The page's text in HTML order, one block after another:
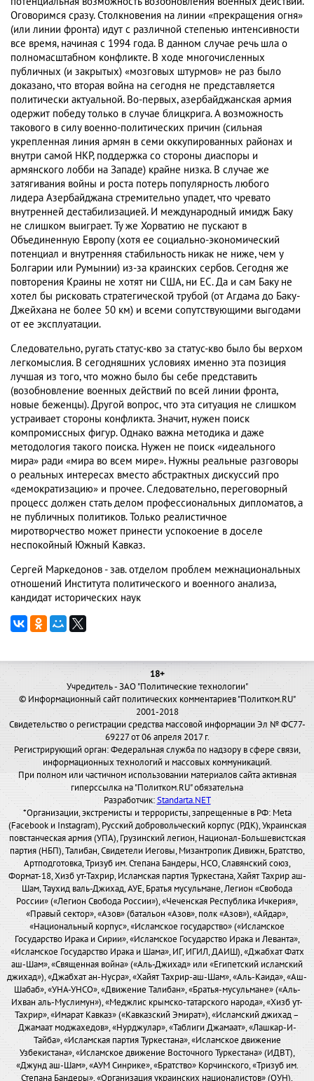
Оговоримся сразу. Столкновения на линии «прекращения огня»
(или линии фронта) идут с различной степенью интенсивности
все время, начиная с 1994 года. В данном случае речь шла о
полномасштабном конфликте. В ходе многочисленных
публичных (и закрытых) «мозговых штурмов» не раз было
доказано, что вторая война на сегодня не представляется
политически актуальной. Во-первых, азербайджанская армия
одержит победу только в случае блицкрига. А возможность
такового в силу военно-политических причин (сильная
укрепленная линия армян в семи оккупированных районах и
внутри самой НКР, поддержка со стороны диаспоры и
армянского лобби на Западе) крайне низка. В случае же
затягивания войны и роста потерь популярность любого
лидера Азербайджана стремительно упадет, что чревато
внутренней дестабилизацией. И международный имидж Баку
не слишком выиграет. Ту же Хорватию не пускают в
Объединенную Европу (хотя ее социально-экономический
потенциал и внутренняя стабильность никак не ниже, чем у
Болгарии или Румынии) из-за краинских сербов. Сегодня же
повторения Краины не хотят ни США, ни ЕС. Да и сам Баку не
хотел бы рисковать стратегической трубой (от Агдама до Баку-
Джейхана не более 50 км) и всеми сопутствующими выгодами
от ее эксплуатации.
Следовательно, ругать статус-кво за статус-кво было бы верхом
легкомыслия. В сегодняшних условиях именно эта позиция
лучшая из того, что можно было бы себе представить
(возобновление военных действий по всей линии фронта,
новые беженцы). Другой вопрос, что эта ситуация не слишком
устраивает стороны конфликта. Значит, нужен поиск
компромиссных фигур. Однако важна методика и даже
методология такого поиска. Нужен не поиск «идеального
мира» ради «мира во всем мире». Нужны реальные разговоры
о реальных интересах вместо абстрактных дискуссий про
«демократизацию» и прочее. Следовательно, переговорный
процесс должен стать делом профессиональных дипломатов, а
не публичных политиков. Только реалистичное
миротворчество может принести успокоение в доселе
неспокойный Южный Кавказ.
Сергей Маркедонов - зав. отделом проблем межнациональных
отношений Института политического и военного анализа,
кандидат исторических наук
18+
Учредитель - ЗАО "Политические технологии"
© Информационный сайт политических комментариев "Политком.RU"
2001-2018
Свидетельство о регистрации средства массовой информации Эл № ФС77-
69227 от 06 апреля 2017 г.
Регистрирующий орган: Федеральная служба по надзору в сфере связи,
информационных технологий и массовых коммуникаций.
При полном или частичном использовании материалов сайта активная
гиперссылка на "Политком.RU" обязательна
Разработчик:Standarta.NET
*Организации, экстремисты и террористы, запрещенные в РФ: Meta
(Facebook и Instagram), Русский добровольческий корпус (РДК), Украинская
повстанческая армия (УПА), Грузинский легион, Национал-Большевистская
партия (НБП), Талибан, Свидетели Иеговы, Мизантропик Дивижн, Братство,
Артподготовка, Тризуб им. Степана Бандеры, НСО, Славянский союз,
Формат-18, Хизб ут-Тахрир, Исламская партия Туркестана, Хайят Тахрир аш-
Шам, Таухид валь-Джихад, АУЕ, Братья мусульмане, Легион «Свобода
России» («Легион Свобода России»), «Чеченская Республика Ичкерия»,
«Правый сектор», «Азов» (батальон «Азов», полк «Азов»), «Айдар»,
«Национальный корпус», «Исламское государство» («Исламское
Государство Ирака и Сирии», «Исламское Государство Ирака и Леванта»,
«Исламское Государство Ирака и Шама», ИГ, ИГИЛ, ДАИШ), «Джабхат Фатх
аш-Шам», «Священная война» («Аль-Джихад» или «Египетский исламский
джихад»), «Джабхат ан-Нусра», «Хайят Тахрир-аш-Шам», «Аль-Каида», «Аш-
Шабаб», «УНА-УНСО», «Движение Талибан», «Братья-мусульмане» («Аль-
Ихван аль-Муслимун»), «Меджлис крымско-татарского народа», «Хизб ут-
Тахрир», «Имарат Кавказ» («Кавказский Эмират»), «Исламский джихад –
Джамаат моджахедов», «Нурджулар», «Таблиги Джамаат», «Лашкар-И-
Тайба», «Исламская партия Туркестана», «Исламское движение
Узбекистана», «Исламское движение Восточного Туркестана» (ИДВТ),
«Джунд аш-Шам», «АУМ Синрике», «Братство» Корчинского, «Тризуб им.
Степана Бандеры», «Организация украинских националистов» (ОУН),